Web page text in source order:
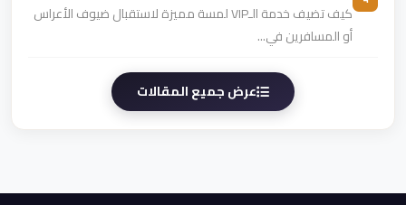
كيف تضيف خدمة الـVIP لمسة مميزة لاستقبال ضيوف الأعراس
أو المسافرين في...
عرض جميع المقالات